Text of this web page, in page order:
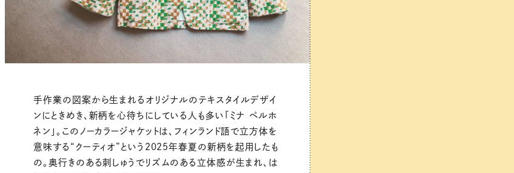
手作業の図案から生まれるオリジナルのテキスタイルデザイ
ンにときめき、新柄を心待ちにしている人も多い「ミナ ペルホ
ネン」。このノーカラージャケットは、フィンランド語で立方体を
意味する“クーティオ”という2025年春夏の新柄を起用したも
の。奥行きのある刺しゅうでリズムのある立体感が生まれ、は